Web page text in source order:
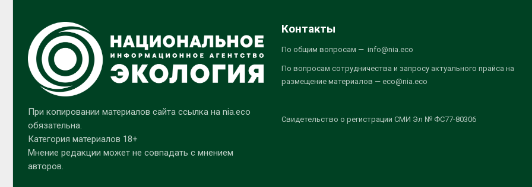
При копировании материалов сайта ссылка на nia.eco
обязательна.
Категория материалов 18+
Мнение редакции может не совпадать с мнением
авторов.
Контакты
По общим вопросам — info@nia.eco
По вопросам сотрудничества и запросу актуального прайса на
размещение материалов — eco@nia.eco
Свидетельство о регистрации СМИ Эл № ФС77-80306